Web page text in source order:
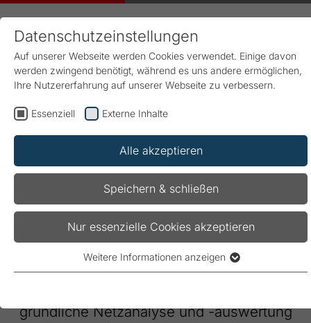
Start Produkte & Lösungen
Produkte
Netzanalyse
Energieflüsse im Blick – für
maximale Betriebssicherheit
und Effizienz
gründliche Netzanalyse und -auswertung
Datenschutzeinstellungen
Auf unserer Webseite werden Cookies verwendet. Einige davon
werden zwingend benötigt, während es uns andere ermöglichen,
Ihre Nutzererfahrung auf unserer Webseite zu verbessern.
Essenziell Externe Inhalte
Alle akzeptieren
Speichern & schließen
Nur essenzielle Cookies akzeptieren
Webseite einwandfrei funktioniert.
Weitere Informationen anzeigen